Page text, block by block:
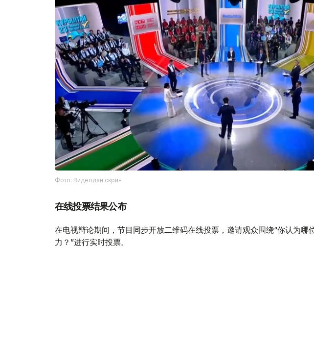
Фото: Видеодан скрин
在线投票结果公布
在电视辩论期间，节目同步开放二维码在线投票，邀请观众围绕“你认为哪
力？”进行实时投票。